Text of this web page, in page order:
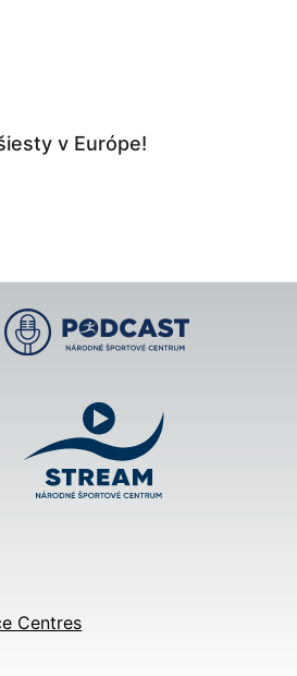
v Európe!
Centres